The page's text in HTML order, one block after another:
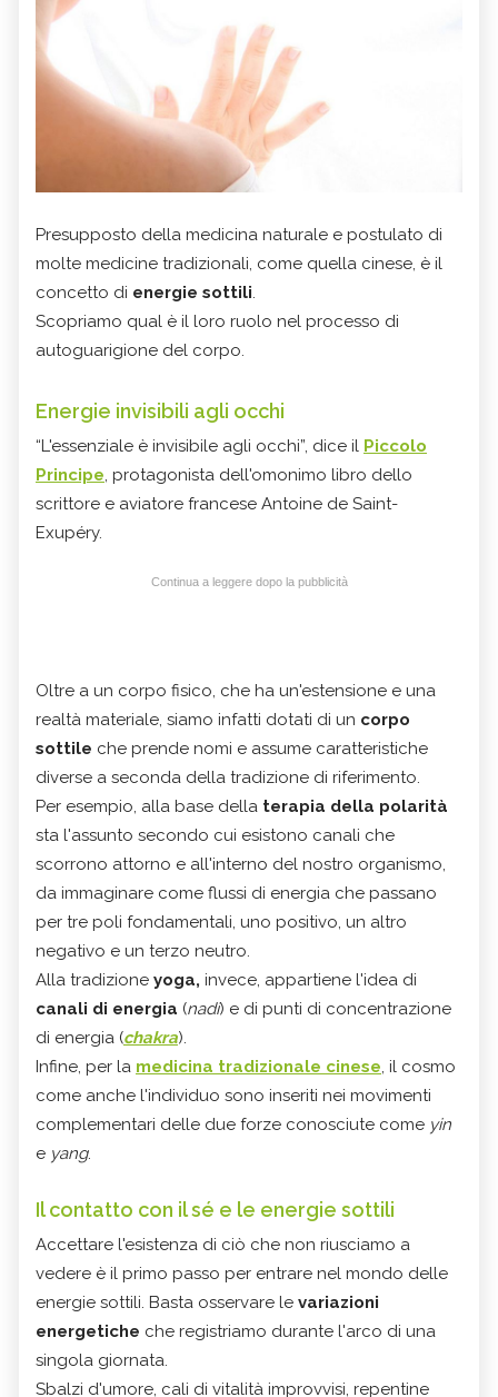
Presupposto della medicina naturale e postulato di
molte medicine tradizionali, come quella cinese, è il
concetto di energie sottili.
Scopriamo qual è il loro ruolo nel processo di
autoguarigione del corpo.
Energie invisibili agli occhi
“L'essenziale è invisibile agli occhi”, dice il Piccolo
Principe, protagonista dell'omonimo libro dello
scrittore e aviatore francese Antoine de Saint-
Exupéry.
Continua a leggere dopo la pubblicità
Oltre a un corpo fisico, che ha un'estensione e una
realtà materiale, siamo infatti dotati di un corpo
sottile che prende nomi e assume caratteristiche
diverse a seconda della tradizione di riferimento.
Per esempio, alla base della terapia della polarità
sta l'assunto secondo cui esistono canali che
scorrono attorno e all'interno del nostro organismo,
da immaginare come flussi di energia che passano
per tre poli fondamentali, uno positivo, un altro
negativo e un terzo neutro.
Alla tradizione yoga, invece, appartiene l'idea di
canali di energia (nadi) e di punti di concentrazione
di energia (chakra).
Infine, per la medicina tradizionale cinese, il cosmo
come anche l'individuo sono inseriti nei movimenti
complementari delle due forze conosciute come yin
e yang.
Il contatto con il sé e le energie sottili
Accettare l'esistenza di ciò che non riusciamo a
vedere è il primo passo per entrare nel mondo delle
energie sottili. Basta osservare le variazioni
energetiche che registriamo durante l'arco di una
singola giornata.
Sbalzi d'umore, cali di vitalità improvvisi, repentine